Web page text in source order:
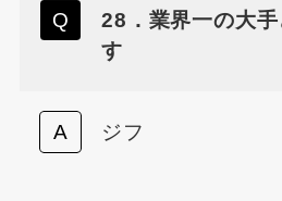
28．業界一の大手
す
ジフ